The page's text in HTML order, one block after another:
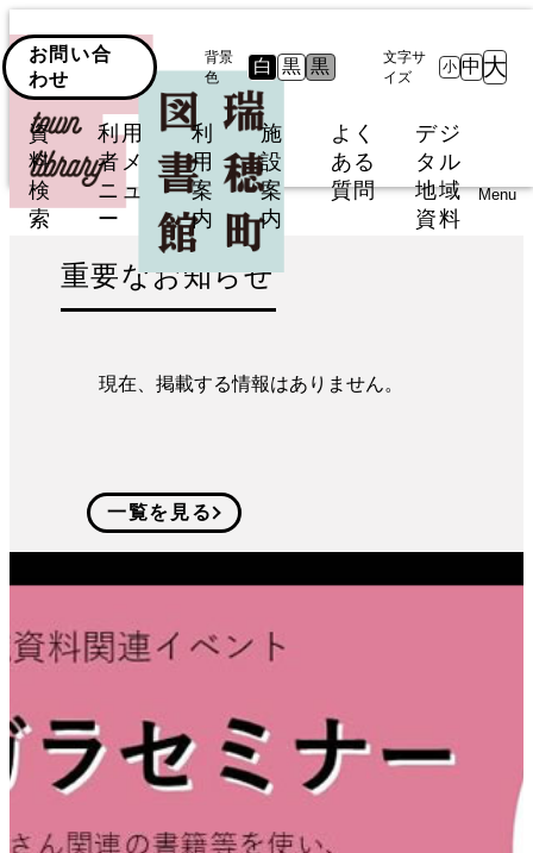
お問い合
わせ
背景
色
白 黒 黒
文字サ
イズ
小 中 大
資
料
検
索
利用
者メ
ニュ
ー
利
用
案
内
施
設
案
内
よく
ある
質問
デジ
タル
地域
資料
Menu
重要なお知らせ
現在、掲載する情報はありません。
一覧を見る